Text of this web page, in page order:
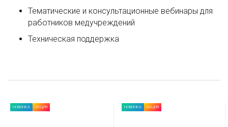
Тематические и консультационные вебинары для
работников медучреждений
Техническая поддержка
НОВИНКА АКЦИЯ НОВИНКА АКЦИЯ